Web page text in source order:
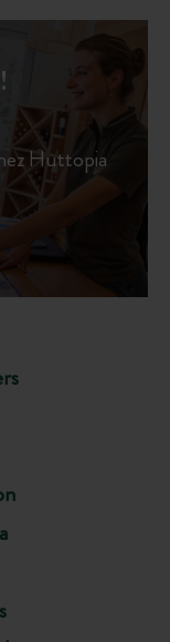
Huttopia